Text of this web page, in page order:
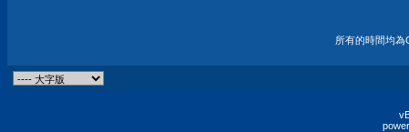
所有的時間均為